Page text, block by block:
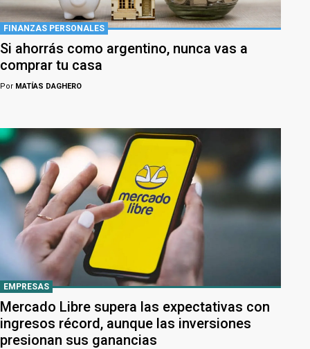
FINANZAS PERSONALES
Si ahorrás como argentino, nunca vas a
comprar tu casa
Por MATÍAS DAGHERO
EMPRESAS
Mercado Libre supera las expectativas con
ingresos récord, aunque las inversiones
presionan sus ganancias